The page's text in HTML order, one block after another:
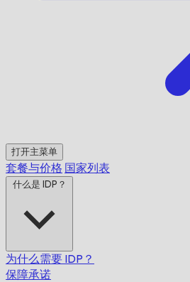
打开主菜单
套餐与价格 国家列表
什么是 IDP？
为什么需要 IDP？
保障承诺